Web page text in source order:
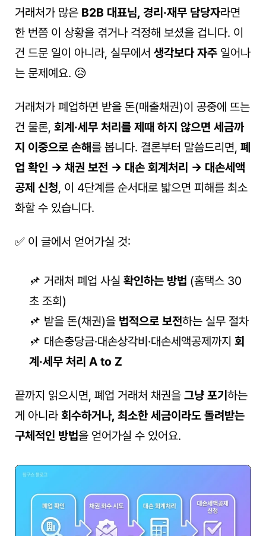
거래처가 많은 B2B 대표님, 경리·재무 담당자라면
한 번쯤 이 상황을 겪거나 걱정해 보셨을 겁니다. 이
건 드문 일이 아니라, 실무에서 생각보다 자주 일어나
는 문제예요. 😥
거래처가 폐업하면 받을 돈(매출채권)이 공중에 뜨는
건 물론, 회계·세무 처리를 제때 하지 않으면 세금까
지 이중으로 손해를 봅니다. 결론부터 말씀드리면, 폐
업 확인 → 채권 보전 → 대손 회계처리 → 대손세액
공제 신청, 이 4단계를 순서대로 밟으면 피해를 최소
화할 수 있습니다.
✅ 이 글에서 얻어가실 것:
📌 거래처 폐업 사실 확인하는 방법 (홈택스 30
초 조회)
📌 받을 돈(채권)을 법적으로 보전하는 실무 절차
📌 대손충당금·대손상각비·대손세액공제까지 회
계·세무 처리 A to Z
끝까지 읽으시면, 폐업 거래처 채권을 그냥 포기 하는
게 아니라 회수하거나, 최소한 세금이라도 돌려받는
구체적인 방법을 얻어가실 수 있어요.